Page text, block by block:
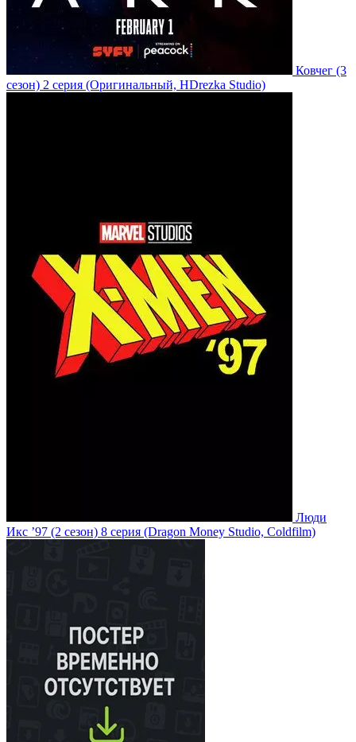
Ковчег (3
сезон) 2 серия (Оригинальный, HDrezka Studio)
Люди
Икс ’97 (2 сезон) 8 серия (Dragon Money Studio, Coldfilm)